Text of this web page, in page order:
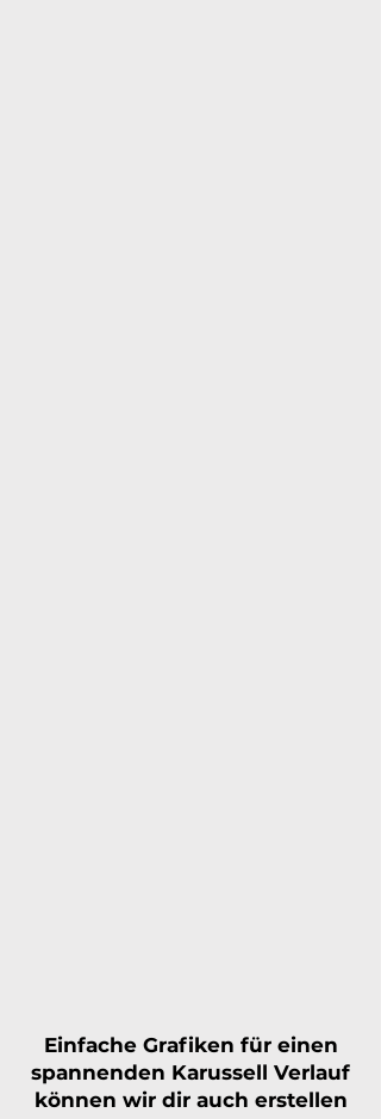
Einfache Grafiken für einen
spannenden Karussell Verlauf
können wir dir auch erstellen